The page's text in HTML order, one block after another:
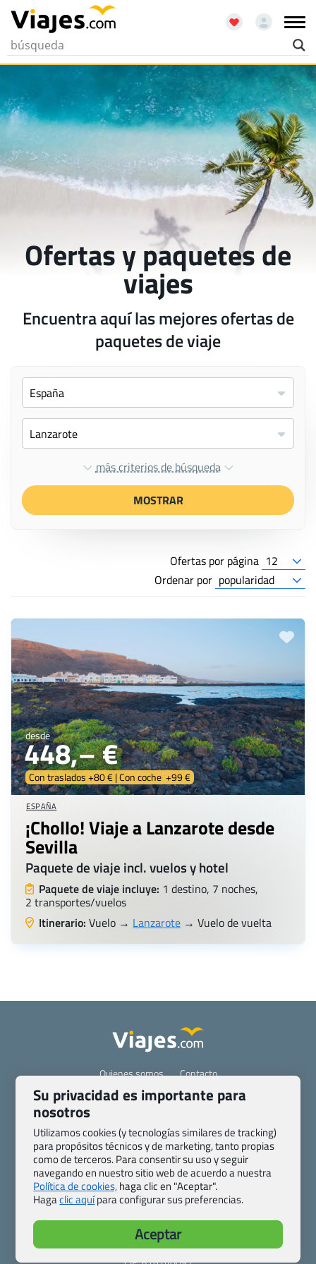
Ofertas y paquetes de
viajes
Encuentra aquí las mejores ofertas de
paquetes de viaje
más criterios de búsqueda
MOSTRAR
Ofertas por página
Ordenar por
desde
448,– €
Con traslados +80 € | Con coche +99 €
ESPAÑA
¡Chollo! Viaje a Lanzarote desde
Sevilla
Paquete de viaje incl. vuelos y hotel
Paquete de viaje incluye: 1 destino, 7 noches,
2 transportes/vuelos
Itinerario: Vuelo → Lanzarote → Vuelo de vuelta
Quienes somos
Contacto
Pasaporte, Visado, Salud y otras disposiciones específicas
Blog de Viajes.com
Registro de agencias
Preguntas frecuentes
Condiciones generales
Política de privacidad y cookies
Transparencia
Todas las páginas – sitemap
Viajes.com
Last Minute Express S.L.U.
c/ Drago, CC HLS, Local 13
38660 Miraverde – Adeje
Santa Cruz de Tenerife – España
Su privacidad es importante para
nosotros
Utilizamos cookies (y tecnologías similares de tracking)
para propósitos técnicos y de marketing, tanto propias
como de terceros. Para consentir su uso y seguir
navegando en nuestro sitio web de acuerdo a nuestra
Política de cookies,haga clic en "Aceptar".
Hagaclic aquípara configurar sus preferencias.
Aceptar